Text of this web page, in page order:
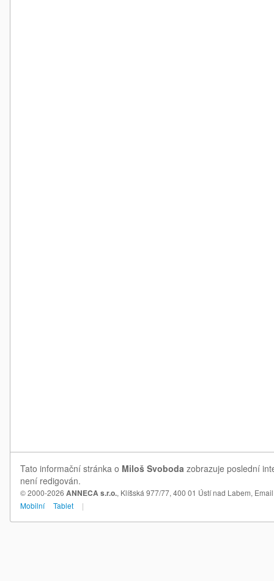
Tato informační stránka o Miloš Svoboda zobrazuje poslední
není redigován.
© 2000-2026 ANNECA s.r.o., Klíšská 977/77, 400 01 Ústí nad Labem,
Mobilní
Tablet |